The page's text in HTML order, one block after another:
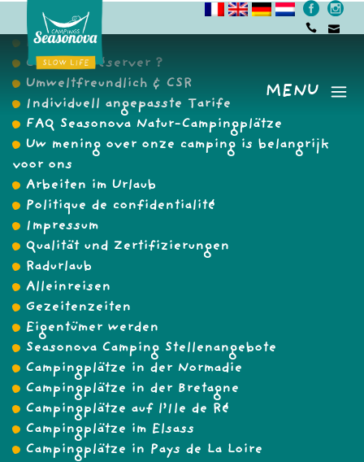
Menu
MENU
Buchen
Comment réserver ?
Umweltfreundlich & CSR
Individuell angepasste Tarife
FAQ Seasonova Natur-Campingplätze
Uw mening over onze camping is belangrijk
voor ons
Arbeiten im Urlaub
Politique de confidentialité
Impressum
Qualität und Zertifizierungen
Radurlaub
Alleinreisen
Gezeitenzeiten
Eigentümer werden
Seasonova Camping Stellenangebote
Campingplätze in der Normadie
Campingplätze in der Bretagne
Campingplätze auf l’Ile de Ré
Campingplätze im Elsass
Campingplätze in Pays de La Loire